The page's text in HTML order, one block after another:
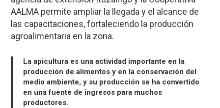
AALMA permite ampliar la llegada y el alcance de
las capacitaciones, fortaleciendo la producción
agroalimentaria en la zona.
La apicultura es una actividad importante en la
producción de alimentos y en la conservación del
medio ambiente, y su producción se ha convertido
en una fuente de ingresos para muchos
productores.